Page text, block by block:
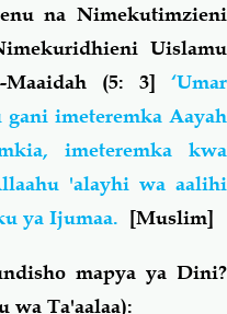
na Nimekutimzieni
Uislamu
Maaidah (5: 3]‘Umar
imeteremka Aayah
imeteremka kwa
'alayhi wa aalihi
ya Ijumaa. [Muslim]
mapya ya Dini?
wa Ta'aalaa):